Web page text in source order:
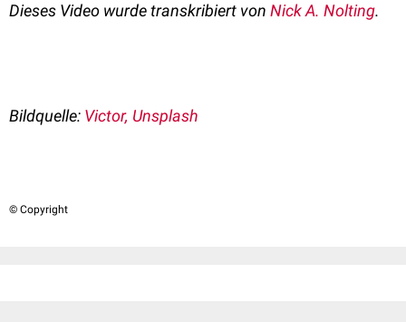
Dieses Video wurde transkribiert von Nick A. Nolting.
Bildquelle: Victor, Unsplash
© Copyright